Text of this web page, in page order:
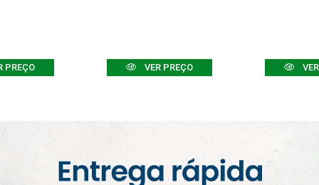
PREÇO VER PREÇO